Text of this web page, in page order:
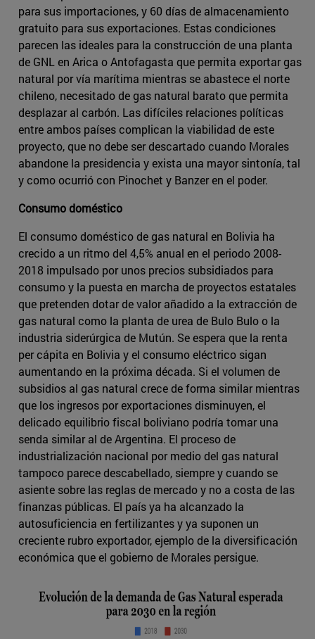
para sus importaciones, y 60 días de almacenamiento
gratuito para sus exportaciones. Estas condiciones
parecen las ideales para la construcción de una planta
de GNL en Arica o Antofagasta que permita exportar gas
natural por vía marítima mientras se abastece el norte
chileno, necesitado de gas natural barato que permita
desplazar al carbón. Las difíciles relaciones políticas
entre ambos países complican la viabilidad de este
proyecto, que no debe ser descartado cuando Morales
abandone la presidencia y exista una mayor sintonía, tal
y como ocurrió con Pinochet y Banzer en el poder.
Consumo doméstico
El consumo doméstico de gas natural en Bolivia ha
crecido a un ritmo del 4,5% anual en el periodo 2008-
2018 impulsado por unos precios subsidiados para
consumo y la puesta en marcha de proyectos estatales
que pretenden dotar de valor añadido a la extracción de
gas natural como la planta de urea de Bulo Bulo o la
industria siderúrgica de Mutún. Se espera que la renta
per cápita en Bolivia y el consumo eléctrico sigan
aumentando en la próxima década. Si el volumen de
subsidios al gas natural crece de forma similar mientras
que los ingresos por exportaciones disminuyen, el
delicado equilibrio fiscal boliviano podría tomar una
senda similar al de Argentina. El proceso de
industrialización nacional por medio del gas natural
tampoco parece descabellado, siempre y cuando se
asiente sobre las reglas de mercado y no a costa de las
finanzas públicas. El país ya ha alcanzado la
autosuficiencia en fertilizantes y ya suponen un
creciente rubro exportador, ejemplo de la diversificación
económica que el gobierno de Morales persigue.